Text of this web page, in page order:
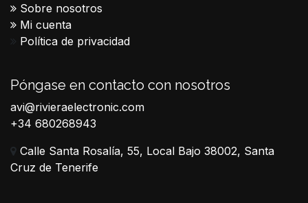
Sobre nosotros
Mi cuenta
Política de privacidad
Póngase en contacto con nosotros
avi@rivieraelectronic.com
+34 680268943
Calle Santa Rosalía, 55, Local Bajo 38002, Santa
Cruz de Tenerife